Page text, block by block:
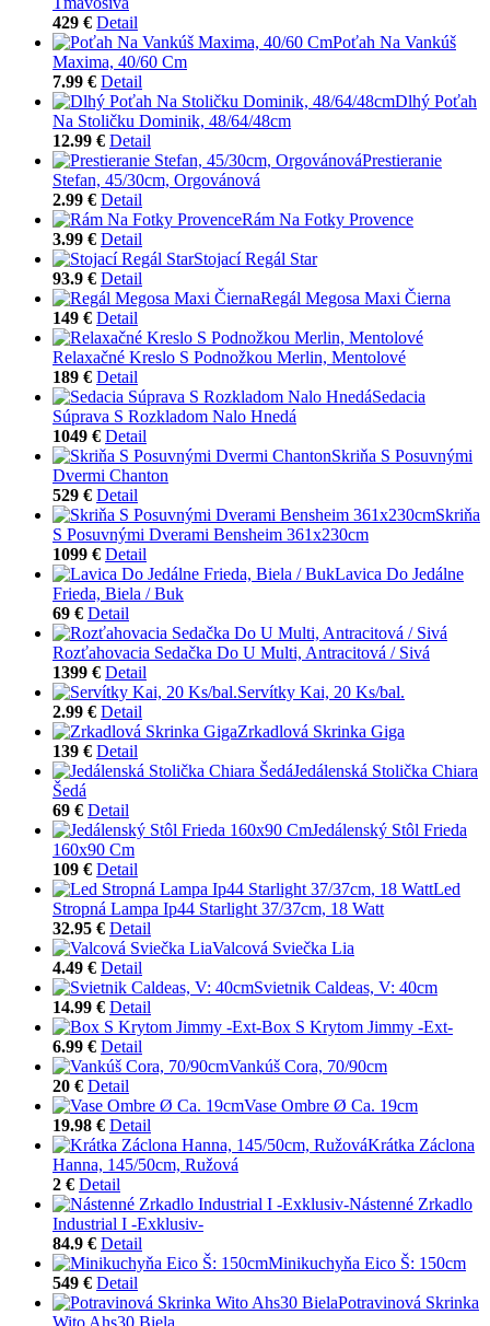
429 € Detail
Poťah Na Vankúš
Maxima, 40/60 Cm
7.99 € Detail
Dlhý Poťah
Na Stoličku Dominik, 48/64/48cm
12.99 € Detail
Prestieranie
Stefan, 45/30cm, Orgovánová
2.99 € Detail
Rám Na Fotky Provence
3.99 € Detail
Stojací Regál Star
93.9 € Detail
Regál Megosa Maxi Čierna
149 € Detail
Relaxačné Kreslo S Podnožkou Merlin, Mentolové
189 € Detail
Sedacia
Súprava S Rozkladom Nalo Hnedá
1049 € Detail
Skriňa S Posuvnými
Dvermi Chanton
529 € Detail
Skriňa
S Posuvnými Dverami Bensheim 361x230cm
1099 € Detail
Lavica Do Jedálne
Frieda, Biela / Buk
69 € Detail
Rozťahovacia Sedačka Do U Multi, Antracitová / Sivá
1399 € Detail
Servítky Kai, 20 Ks/bal.
2.99 € Detail
Zrkadlová Skrinka Giga
139 € Detail
Jedálenská Stolička Chiara
Šedá
69 € Detail
Jedálenský Stôl Frieda
160x90 Cm
109 € Detail
Led
Stropná Lampa Ip44 Starlight 37/37cm, 18 Watt
32.95 € Detail
Valcová Sviečka Lia
4.49 € Detail
Svietnik Caldeas, V: 40cm
14.99 € Detail
Box S Krytom Jimmy -Ext-
6.99 € Detail
Vankúš Cora, 70/90cm
20 € Detail
Vase Ombre Ø Ca. 19cm
19.98 € Detail
Krátka Záclona
Hanna, 145/50cm, Ružová
2 € Detail
Nástenné Zrkadlo
Industrial I -Exklusiv-
84.9 € Detail
Minikuchyňa Eico Š: 150cm
549 € Detail
Potravinová Skrinka
Wito Ahs30 Biela